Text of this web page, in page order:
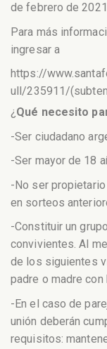
de febrero de
Para más
ingresar a
https://
ull/235911/
¿ Qué necesito
-Ser ciudadano
-Ser mayor de 18
-No ser
en sorteos
-Constituir un
convivientes. Al
de los siguientes
padre o madre
-En el caso de
unión deberán
requisitos: